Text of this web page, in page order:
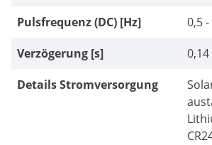
Pulsfrequenz (DC) [Hz]
0,5
Verzögerung [s]
0,14
Details Stromversorgung